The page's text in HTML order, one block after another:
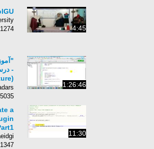
4:45
1274 مشاهده
1:26:46
-
(Union) "
5035 مشاهده
11:30
a
1347 مشاهده